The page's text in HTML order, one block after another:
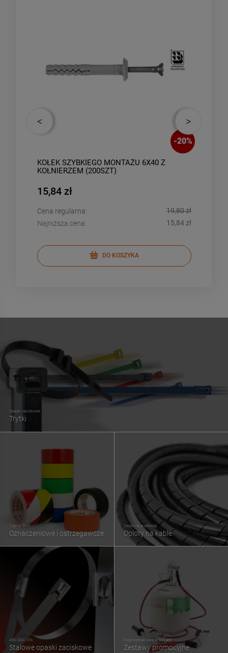
-20%
KOŁEK SZYBKIEGO MONTAŻU 6X40 Z
KOŁNIERZEM (200SZT)
15,84 zł
Cena regularna:
19,80 zł
Najniższa cena:
15,84 zł
DO KOSZYKA
Opaski zaciskowe
Trytki
Taśmy BHP
Oznaczeniowe i ostrzegawcze
Owijki na przewody
Oploty na kable
AISI 304 i 316
Stalowe opaski zaciskowe
Kleje kontaktowe w butlach
Zestawy promocyjne